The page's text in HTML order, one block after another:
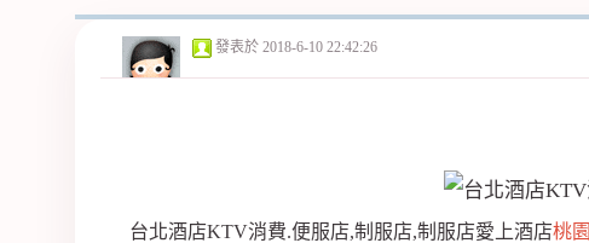
紀
發表於 2018-6-10 22:42:26
台北酒店KTV消費.便服店,制服店,制服店愛上酒店桃園